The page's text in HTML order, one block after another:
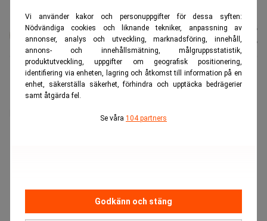
Vi använder kakor och personuppgifter för dessa syften:
Nödvändiga cookies och liknande tekniker, anpassning av
annonser, analys och utveckling, marknadsföring, innehåll,
annons- och innehållsmätning, målgruppsstatistik,
produktutveckling, uppgifter om geografisk positionering,
identifiering via enheten, lagring och åtkomst till information på en
enhet, säkerställa säkerhet, förhindra och upptäcka bedrägerier
samt åtgärda fel.
Se våra 104 partners
Godkänn och stäng
Karin
Andersen
Publicerad:16 juli 2026
Uppdaterad:16 juli 2026
Företagens skuldsättning varierar kraftigt i Europa.
Ny Eurostat‑data visar att sju EU‑länder ligger över
kommissionens varningsnivå på 85 procent av BNP.